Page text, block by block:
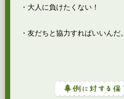
・大人に負けたくない！
・友だちと協力すればいいんだ。